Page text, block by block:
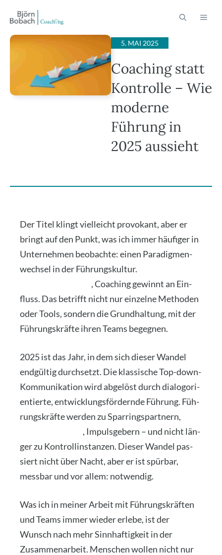
Inhalt
springen
5. MAI 2025
Coaching statt
Kontrolle – Wie
moderne
Führung in
2025 aussieht
Der Titel klingt viel­leicht pro­vo­kant, aber er
bringt auf den Punkt, was ich immer häu­fi­ger in
Unter­neh­men beob­ach­te: einen Para­dig­men­
wech­sel in der Füh­rungs­kul­tur.
, Coa­ching gewinnt an Ein­
fluss. Das betrifft nicht nur ein­zel­ne Metho­den
oder Tools, son­dern die Grund­hal­tung, mit der
Füh­rungs­kräf­te ihren Teams begeg­nen.
2025 ist das Jahr, in dem sich die­ser Wan­del
end­gül­tig durch­setzt. Die klas­si­sche Top-down-
Kom­mu­ni­ka­ti­on wird abge­löst durch dia­log­ori­
en­tier­te, ent­wick­lungs­för­dern­de Füh­rung. Füh­
rungs­kräf­te wer­den zu Spar­rings­part­nern,
, Impuls­ge­bern – und nicht län­
ger zu Kon­troll­in­stan­zen. Die­ser Wan­del pas­
siert nicht über Nacht, aber er ist spür­bar,
mess­bar und vor allem: not­wen­dig.
Was ich in mei­ner Arbeit mit Füh­rungs­kräf­ten
und Teams immer wie­der erle­be, ist der
Wunsch nach mehr Sinn­haf­tig­keit in der
Zusam­men­ar­beit. Men­schen wol­len nicht nur